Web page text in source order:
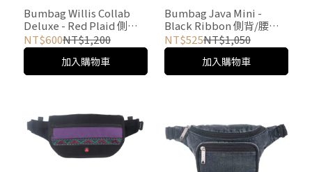
Bumbag Willis Collab
Deluxe - Red Plaid 側背/
腰包 #5
NT$600NT$1,200
加入購物車
Bumbag Java Mini -
Black Ribbon 側背/腰包
#9
NT$525NT$1,050
加入購物車